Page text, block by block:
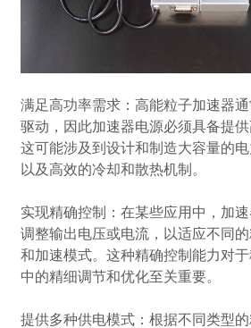
满足高功率需求：高能粒子加速器
驱动，因此加速器电源必须具备提
这可能涉及到设计和制造大容量的电
以及高效的冷却和散热机制。
实现精确控制：在某些应用中， 加
调整输出电压或电流，以适应不同
和加速模式。这种精确控制能力对
中的精细调节和优化至关重要。
提供多种供电模式：根据不同类型